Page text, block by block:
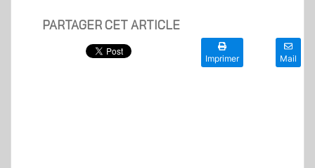
PARTAGER CET ARTICLE
Imprimer Mail